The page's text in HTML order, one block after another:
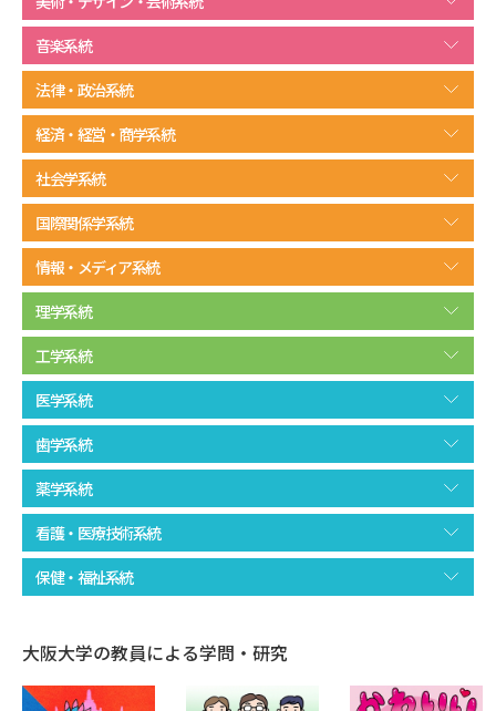
（高3生用）
（高2生用）
SELFBRAND特集ページ
オープンキャンパスなどを調べる
オープンキャンパス検索
来場型・Web型イベント特集 夢ナビライブ
受験準備 資料検索
志望校・出願校を調べる
併願校選び 受験スケジュールを立てよう
先輩が入学を決めた理由
学問発見 学問検索
音楽系統
法律・政治系統
経済・経営・商学系統
社会学系統
国際関係学系統
情報・メディア系統
理学系統
工学系統
医学系統
歯学系統
薬学系統
看護・医療技術系統
保健・福祉系統
大阪大学の教員による学問・研究